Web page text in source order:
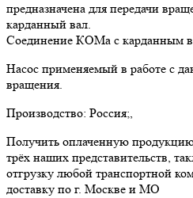
предназначена для передачи
карданный вал.
Соединение КОМа с карданным
Насос применяемый в работе с
вращения.
Производство: Россия;,
Получить оплаченную
трёх наших представительств,
отгрузку любой транспортной
доставку по г. Москве и МО